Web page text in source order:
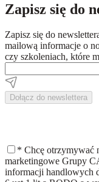
Zapisz się do
Zapisz się do
mailową informacje o
czy szkoleniach, które
Dołącz do newslettera
* Chcę otrzymywać
marketingowe Grupy
informacji handlowych